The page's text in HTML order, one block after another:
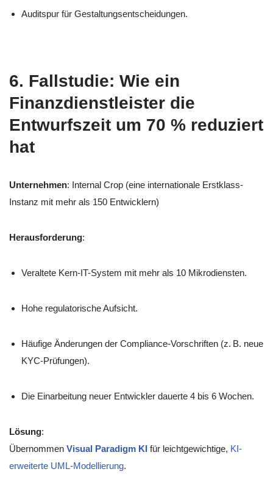
Auditspur für Gestaltungsentscheidungen.
6. Fallstudie: Wie ein
Finanzdienstleister die
Entwurfszeit um 70 % reduziert
hat
Unternehmen: Internal Crop (eine internationale Erstklass-
Instanz mit mehr als 150 Entwicklern)
Herausforderung:
Veraltete Kern-IT-System mit mehr als 10 Mikrodiensten.
Hohe regulatorische Aufsicht.
Häufige Änderungen der Compliance-Vorschriften (z. B. neue
KYC-Prüfungen).
Die Einarbeitung neuer Entwickler dauerte 4 bis 6 Wochen.
Lösung:
Übernommen Visual Paradigm KI für leichtgewichtige, KI-
erweiterte UML-Modellierung.